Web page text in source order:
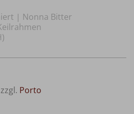
| Nonna Bitter
Porto